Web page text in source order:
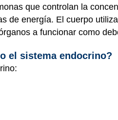
que controlan la
de energía. El cuerpo
a funcionar como
el sistema endocrino?